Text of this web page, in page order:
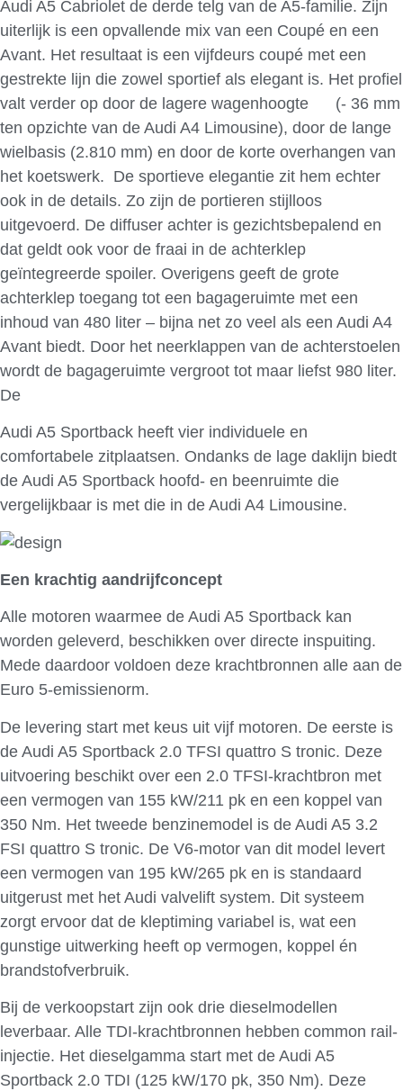
Audi A5 Cabriolet de derde telg van de A5-familie. Zijn
uiterlijk is een opvallende mix van een Coupé en een
Avant. Het resultaat is een vijfdeurs coupé met een
gestrekte lijn die zowel sportief als elegant is. Het profiel
valt verder op door de lagere wagenhoogte (- 36 mm
ten opzichte van de Audi A4 Limousine), door de lange
wielbasis (2.810 mm) en door de korte overhangen van
het koetswerk. De sportieve elegantie zit hem echter
ook in de details. Zo zijn de portieren stijlloos
uitgevoerd. De diffuser achter is gezichtsbepalend en
dat geldt ook voor de fraai in de achterklep
geïntegreerde spoiler. Overigens geeft de grote
achterklep toegang tot een bagageruimte met een
inhoud van 480 liter – bijna net zo veel als een Audi A4
Avant biedt. Door het neerklappen van de achterstoelen
wordt de bagageruimte vergroot tot maar liefst 980 liter.
De
Audi A5 Sportback heeft vier individuele en
comfortabele zitplaatsen. Ondanks de lage daklijn biedt
de Audi A5 Sportback hoofd- en beenruimte die
vergelijkbaar is met die in de Audi A4 Limousine.
Een krachtig aandrijfconcept
Alle motoren waarmee de Audi A5 Sportback kan
worden geleverd, beschikken over directe inspuiting.
Mede daardoor voldoen deze krachtbronnen alle aan de
Euro 5-emissienorm.
De levering start met keus uit vijf motoren. De eerste is
de Audi A5 Sportback 2.0 TFSI quattro S tronic. Deze
uitvoering beschikt over een 2.0 TFSI-krachtbron met
een vermogen van 155 kW/211 pk en een koppel van
350 Nm. Het tweede benzinemodel is de Audi A5 3.2
FSI quattro S tronic. De V6-motor van dit model levert
een vermogen van 195 kW/265 pk en is standaard
uitgerust met het Audi valvelift system. Dit systeem
zorgt ervoor dat de kleptiming variabel is, wat een
gunstige uitwerking heeft op vermogen, koppel én
brandstofverbruik.
Bij de verkoopstart zijn ook drie dieselmodellen
leverbaar. Alle TDI-krachtbronnen hebben common rail-
injectie. Het dieselgamma start met de Audi A5
Sportback 2.0 TDI (125 kW/170 pk, 350 Nm). Deze